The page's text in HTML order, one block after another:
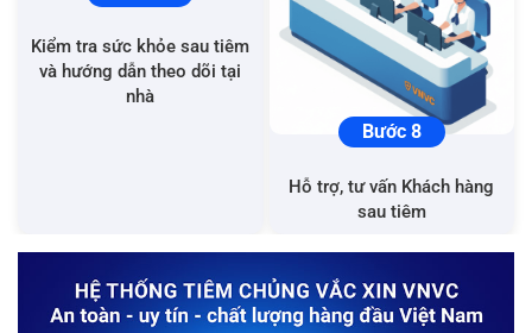
Kiểm tra sức khỏe sau tiêm
và hướng dẫn theo dõi tại
nhà
Bước 8
Hỗ trợ, tư vấn Khách hàng
sau tiêm